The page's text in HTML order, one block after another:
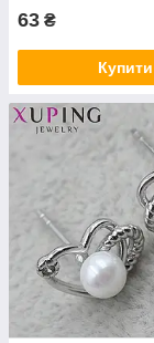
63 ₴
Купити